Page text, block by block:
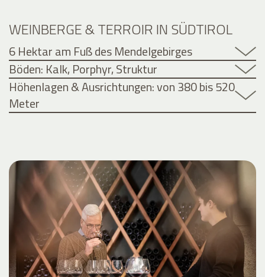
WEINBERGE & TERROIR IN SÜDTIROL
6 Hektar am Fuß des Mendelgebirges
Böden: Kalk, Porphyr, Struktur
Höhenlagen & Ausrichtungen: von 380 bis 520
Meter